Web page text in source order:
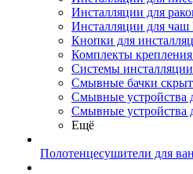
Инсталляции для
Инсталляции для чаш
Кнопки для
Комплекты
Системы инсталляции
Смывные бачки
Смывные устройства
Смывные устройства
Ещё
Полотенцесушители для